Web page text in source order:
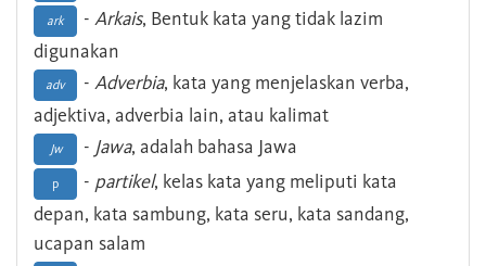
ark - Arkais, Bentuk kata yang tidak lazim
digunakan
adv - Adverbia, kata yang menjelaskan verba,
adjektiva, adverbia lain, atau kalimat
Jw - Jawa, adalah bahasa Jawa
p - partikel, kelas kata yang meliputi kata
depan, kata sambung, kata seru, kata sandang,
ucapan salam